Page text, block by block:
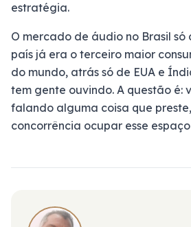
estratégia.
O mercado de áudio no Brasil só
país já era o terceiro maior
do mundo, atrás só de EUA e
tem gente ouvindo. A questão é:
falando alguma coisa que
concorrência ocupar esse